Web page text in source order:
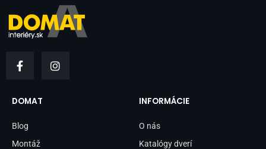
a
b
o
k
-
n
DOMAT
Blog
Montáž
INFORMÁCIE
O nás
Katalógy dverí